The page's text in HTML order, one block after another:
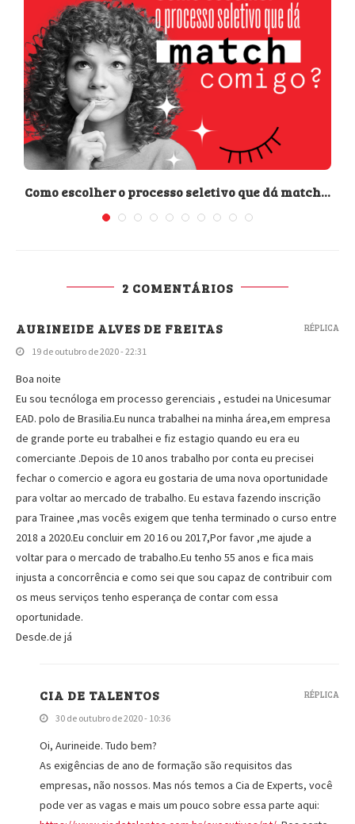
Como escolher o processo seletivo que dá match...
2 COMENTÁRIOS
AURINEIDE ALVES DE FREITAS
19 de outubro de 2020 - 22:31
Boa noite
Eu sou tecnóloga em processo gerenciais , estudei na Unicesumar
EAD. polo de Brasilia.Eu nunca trabalhei na minha área,em empresa
de grande porte eu trabalhei e fiz estagio quando eu era eu
comerciante .Depois de 10 anos trabalho por conta eu precisei
fechar o comercio e agora eu gostaria de uma nova oportunidade
para voltar ao mercado de trabalho. Eu estava fazendo inscrição
para Trainee ,mas vocês exigem que tenha terminado o curso entre
2018 a 2020.Eu concluir em 20 16 ou 2017,Por favor ,me ajude a
voltar para o mercado de trabalho.Eu tenho 55 anos e fica mais
injusta a concorrência e como sei que sou capaz de contribuir com
os meus serviços tenho esperança de contar com essa
oportunidade.
Desde.de já
RÉPLICA
CIA DE TALENTOS
30 de outubro de 2020 - 10:36
Oi, Aurineide. Tudo bem?
As exigências de ano de formação são requisitos das
empresas, não nossos. Mas nós temos a Cia de Experts, você
pode ver as vagas e mais um pouco sobre essa parte aqui:
RÉPLICA